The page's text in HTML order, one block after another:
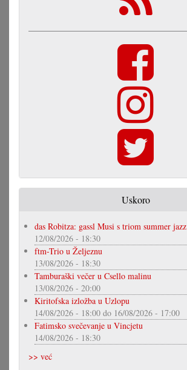
Uskoro
das Robitza: gassl Musi s triom summer jazz
12/08/2026 - 18:30
ftm-Trio u Željeznu
13/08/2026 - 18:30
Tamburaški večer u Csello malinu
13/08/2026 - 20:00
Kiritofska izložba u Uzlopu
14/08/2026 - 18:00 do 16/08/2026 - 17:00
Fatimsko svečevanje u Vincjetu
14/08/2026 - 18:30
>> već